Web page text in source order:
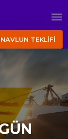
NAVLUN TEKLİFİ